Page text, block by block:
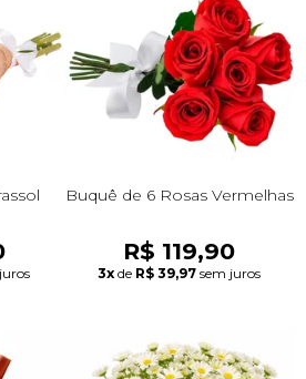
Buquê de 6 Rosas Vermelhas
R$ 119,90
3x de R$ 39,97 sem juros